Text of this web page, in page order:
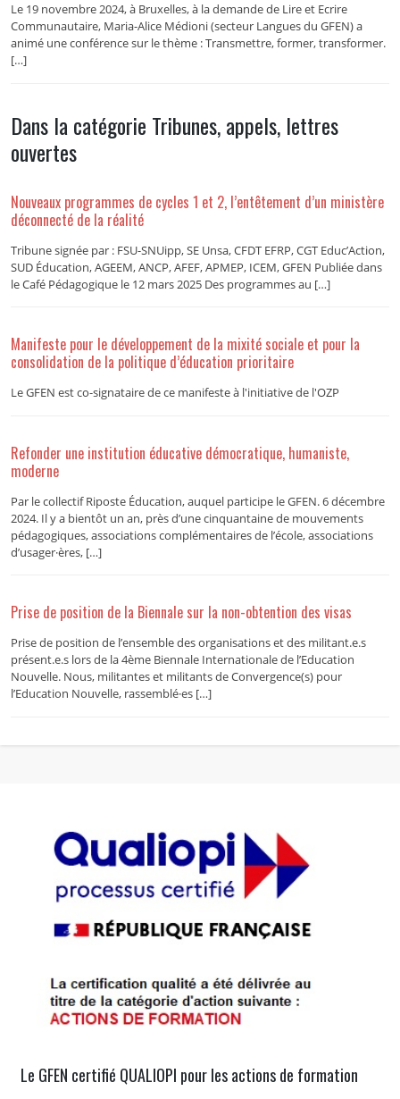
Le 19 novembre 2024, à Bruxelles, à la demande de Lire et Ecrire
Communautaire, Maria-Alice Médioni (secteur Langues du GFEN) a
animé une conférence sur le thème : Transmettre, former, transformer.
[…]
Dans la catégorie Tribunes, appels, lettres
ouvertes
Nouveaux programmes de cycles 1 et 2, l’entêtement d’un ministère
déconnecté de la réalité
Tribune signée par : FSU-SNUipp, SE Unsa, CFDT EFRP, CGT Educ’Action,
SUD Éducation, AGEEM, ANCP, AFEF, APMEP, ICEM, GFEN Publiée dans
le Café Pédagogique le 12 mars 2025 Des programmes au […]
Manifeste pour le développement de la mixité sociale et pour la
consolidation de la politique d’éducation prioritaire
Le GFEN est co-signataire de ce manifeste à l'initiative de l'OZP
Refonder une institution éducative démocratique, humaniste,
moderne
Par le collectif Riposte Éducation, auquel participe le GFEN. 6 décembre
2024. Il y a bientôt un an, près d’une cinquantaine de mouvements
pédagogiques, associations complémentaires de l’école, associations
d’usager·ères, […]
Prise de position de la Biennale sur la non-obtention des visas
Prise de position de l’ensemble des organisations et des militant.e.s
présent.e.s lors de la 4ème Biennale Internationale de l’Education
Nouvelle. Nous, militantes et militants de Convergence(s) pour
l’Education Nouvelle, rassemblé·es […]
Le GFEN certifié QUALIOPI pour les actions de formation